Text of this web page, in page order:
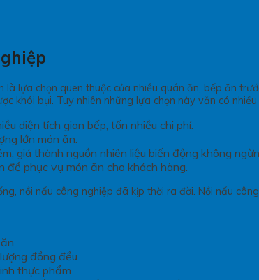
là lựa chọn quen thuộc của nhiều quán ăn, bếp ăn
khói bụi. Tuy nhiên những lựa chọn này vẫn có
diện tích gian bếp, tốn nhiều chi phí.
lớn món ăn.
giá thành nguồn nhiên liệu biến động không
phục vụ món ăn cho khách hàng.
nồi nấu công nghiệp đã kịp thời ra đời. Nồi nấu
đồng đều
thực phẩm